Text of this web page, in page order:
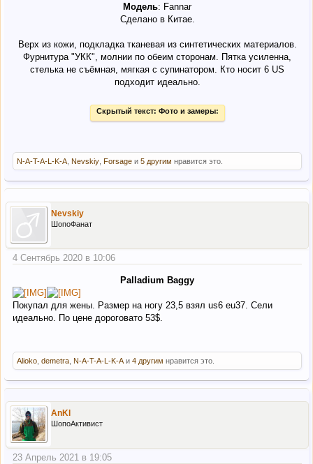
Модель: Fannar
Сделано в Китае.
Верх из кожи, подкладка тканевая из синтетических материалов.
Фурнитура "УКК", молнии по обеим сторонам. Пятка усиленна,
стелька не съёмная, мягкая с супинатором. Кто носит 6 US
подходит идеально.
Скрытый текст: Фото и замеры:
N-A-T-A-L-K-A Nevskiy Forsage и 5 другим нравится это.
Nevskiy
ШопоФанат
4 Сентябрь 2020 в 10:06
Palladium Baggy
Покупал для жены. Размер на ногу 23,5 взял us6 eu37. Сели
идеально. По цене дороговато 53$.
Alioko demetra N-A-T-A-L-K-A и 4 другим нравится это.
AnKl
ШопоАктивист
23 Апрель 2021 в 19:05